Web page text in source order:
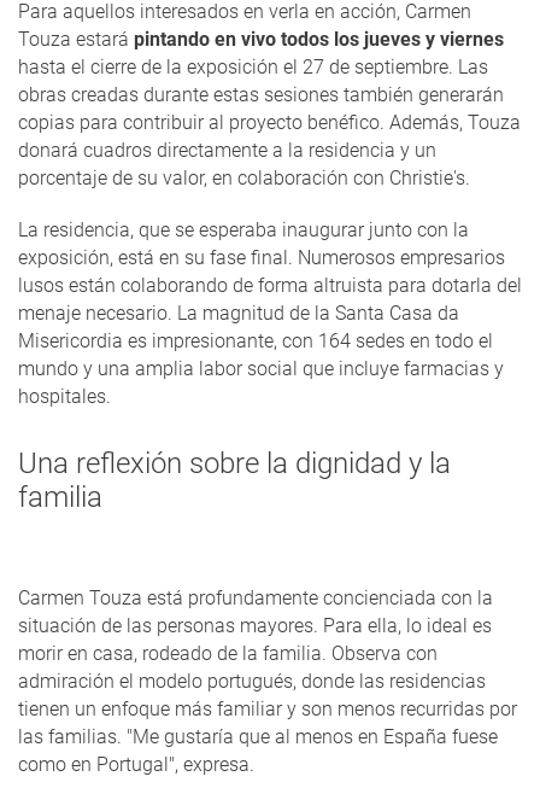
Para aquellos interesados en verla en acción, Carmen
Touza estará pintando en vivo todos los jueves y viernes
hasta el cierre de la exposición el 27 de septiembre. Las
obras creadas durante estas sesiones también generarán
copias para contribuir al proyecto benéfico. Además, Touza
donará cuadros directamente a la residencia y un
porcentaje de su valor, en colaboración con Christie's.
La residencia, que se esperaba inaugurar junto con la
exposición, está en su fase final. Numerosos empresarios
lusos están colaborando de forma altruista para dotarla del
menaje necesario. La magnitud de la Santa Casa da
Misericordia es impresionante, con 164 sedes en todo el
mundo y una amplia labor social que incluye farmacias y
hospitales.
Una reflexión sobre la dignidad y la
familia
Carmen Touza está profundamente concienciada con la
situación de las personas mayores. Para ella, lo ideal es
morir en casa, rodeado de la familia. Observa con
admiración el modelo portugués, donde las residencias
tienen un enfoque más familiar y son menos recurridas por
las familias. "Me gustaría que al menos en España fuese
como en Portugal", expresa.